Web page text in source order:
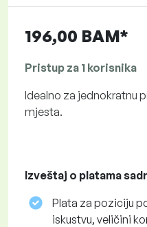
196,00 BAM*
Pristup za 1 korisnika
Idealno za jednokratnu
mjesta.
Izveštaj o platama
Plata za poziciju
iskustvu, veličini